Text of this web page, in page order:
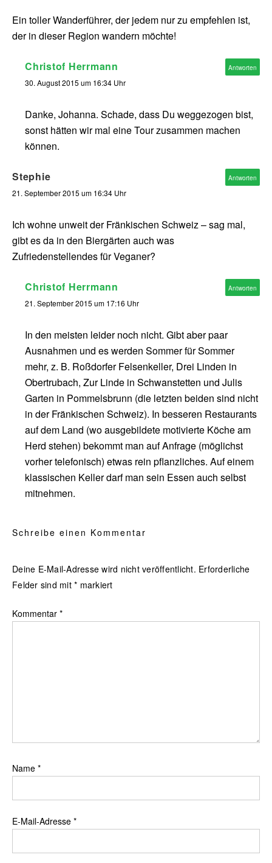
Ein toller Wanderführer, der jedem nur zu empfehlen ist,
der in dieser Region wandern möchte!
Christof Herrmann
30. August 2015 um 16:34 Uhr
Danke, Johanna. Schade, dass Du weggezogen bist,
sonst hätten wir mal eine Tour zusammen machen
können.
Antworten
Stephie
21. September 2015 um 16:34 Uhr
Ich wohne unweit der Fränkischen Schweiz – sag mal,
gibt es da in den Biergärten auch was
Zufriedenstellendes für Veganer?
Antworten
Christof Herrmann
21. September 2015 um 17:16 Uhr
In den meisten leider noch nicht. Gibt aber paar
Ausnahmen und es werden Sommer für Sommer
mehr, z. B. Roßdorfer Felsenkeller, Drei Linden in
Obertrubach, Zur Linde in Schwanstetten und Julis
Garten in Pommelsbrunn (die letzten beiden sind nicht
in der Fränkischen Schweiz). In besseren Restaurants
auf dem Land (wo ausgebildete motivierte Köche am
Herd stehen) bekommt man auf Anfrage (möglichst
vorher telefonisch) etwas rein pflanzliches. Auf einem
klassischen Keller darf man sein Essen auch selbst
mitnehmen.
Antworten
Schreibe einen Kommentar
Deine E-Mail-Adresse wird nicht veröffentlicht. Erforderliche
Felder sind mit * markiert
Kommentar *
Name *
E-Mail-Adresse *